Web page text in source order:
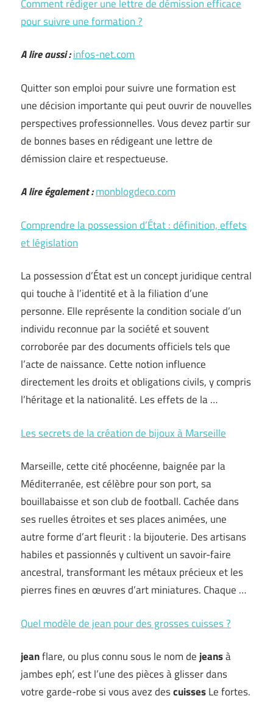
Comment rédiger une lettre de démission efficace
pour suivre une formation ?
A lire aussi :infos-net.com
Quitter son emploi pour suivre une formation est
une décision importante qui peut ouvrir de nouvelles
perspectives professionnelles. Vous devez partir sur
de bonnes bases en rédigeant une lettre de
démission claire et respectueuse.
A lire également :monblogdeco.com
Comprendre la possession d’État : définition, effets
et législation
La possession d’État est un concept juridique central
qui touche à l’identité et à la filiation d’une
personne. Elle représente la condition sociale d’un
individu reconnue par la société et souvent
corroborée par des documents officiels tels que
l’acte de naissance. Cette notion influence
directement les droits et obligations civils, y compris
l’héritage et la nationalité. Les effets de la …
Les secrets de la création de bijoux à Marseille
Marseille, cette cité phocéenne, baignée par la
Méditerranée, est célèbre pour son port, sa
bouillabaisse et son club de football. Cachée dans
ses ruelles étroites et ses places animées, une
autre forme d’art fleurit : la bijouterie. Des artisans
habiles et passionnés y cultivent un savoir-faire
ancestral, transformant les métaux précieux et les
pierres fines en œuvres d’art miniatures. Chaque …
Quel modèle de jean pour des grosses cuisses ?
jeanflare, ou plus connu sous le nom de jeansà
jambes eph’, est l’une des pièces à glisser dans
votre garde-robe si vous avez descuissesLe fortes.